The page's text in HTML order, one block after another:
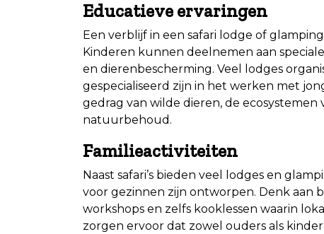
Educatieve ervaringen
Een verblijf in een safari lodge of
Kinderen kunnen deelnemen aan
en dierenbescherming. Veel lodges
gespecialiseerd zijn in het werken met
gedrag van wilde dieren, de ecosystemen
natuurbehoud.
Familieactiviteiten
Naast safari’s bieden veel lodges en
voor gezinnen zijn ontworpen. Denk aan
workshops en zelfs kooklessen waarin
zorgen ervoor dat zowel ouders als